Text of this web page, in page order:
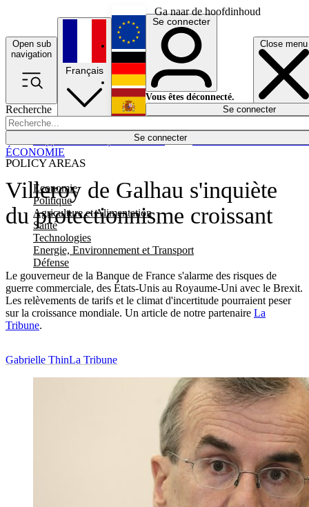
Ga naar de hoofdinhoud
Open sub
navigation
Close menu
Recherche
Se connecter
POLICY AREAS
Economie
Politique
Agriculture et Alimentation
Santé
Technologies
Energie, Environnement et Transport
Défense
Économie
Français
English
Deutsch
Español
Se connecter
Vous êtes déconnecté.
Se connecter
Villeroy de Galhau s'inquiète
du protectionnisme croissant
Le gouverneur de la Banque de France s'alarme des risques de
guerre commerciale, des États-Unis au Royaume-Uni avec le Brexit.
Les relèvements de tarifs et le climat d'incertitude pourraient peser
sur la croissance mondiale. Un article de notre partenaire La
Tribune.
ÉCONOMIE
Gabrielle ThinLa Tribune